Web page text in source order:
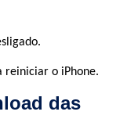
reiniciar o iPhone.
das